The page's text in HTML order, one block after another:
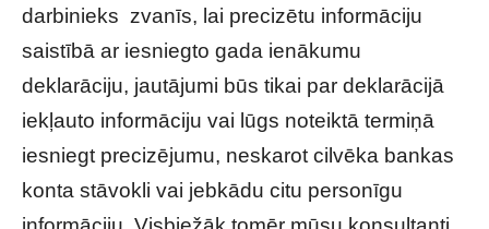
darbinieks zvanīs, lai precizētu informāciju
saistībā ar iesniegto gada ienākumu
deklarāciju, jautājumi būs tikai par deklarācijā
iekļauto informāciju vai lūgs noteiktā termiņā
iesniegt precizējumu, neskarot cilvēka bankas
konta stāvokli vai jebkādu citu personīgu